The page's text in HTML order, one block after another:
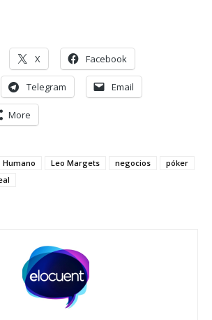
X Facebook
Telegram Email
More
Humano Leo Margets negocios
póker